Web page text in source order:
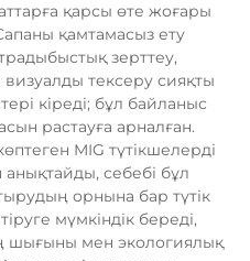
қарсы өте жоғары
қамтамасыз ету
зерттеу,
тексеру сияқты
кіреді; бұл байланыс
растауға арналған.
MIG түтікшелерді
себебі бұл
орнына бар түтік
мүмкіндік береді,
шығыны мен экологиялық